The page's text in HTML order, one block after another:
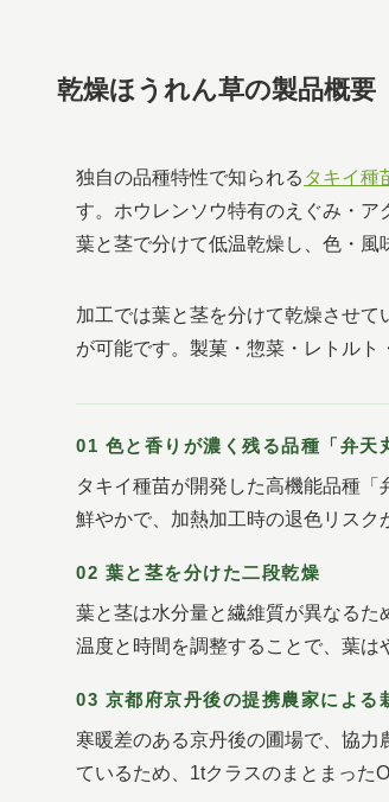
乾燥ほうれん草の製品概要
独自の品種特性で知られる タキイ種
す。ホウレンソウ特有のえぐみ・ア
葉と茎で分けて低温乾燥し、色・風
加工では葉と茎を分けて乾燥させ
が可能です。製菓・惣菜・レトルト
01 色と香りが濃く残る品種「弁天
タキイ種苗が開発した高機能品種
鮮やかで、加熱加工時の退色リスク
02 葉と茎を分けた二段乾燥
葉と茎は水分量と繊維質が異なる
温度と時間を調整することで、葉は
03 京都府京丹後の提携農家による
寒暖差のある京丹後の圃場で、協
ているため、1tクラスのまとまった